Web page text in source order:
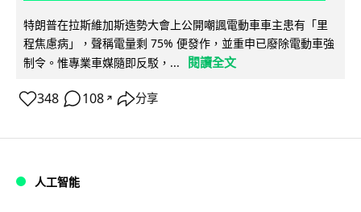
特朗普在拉斯維加斯造勢大會上公開嘲諷電動車車主患有「里
程焦慮病」，聲稱電量剩 75% 便發作，並重申已廢除電動車強
制令。惟專業車媒隨即反駁，...
閱讀全文
348 108 ↗ 分享
人工智能